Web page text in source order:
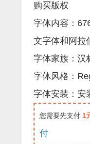
购买版权
字体内容：
文字体和阿拉
字体家族：汉
字体风格：
字体安装：安
您需要先支付 1
付